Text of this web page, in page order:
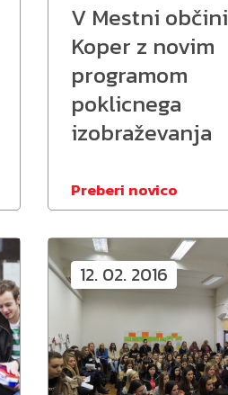
V Mestni občini
Koper z novim
programom
poklicnega
izobraževanja
Preberi novico
12. 02. 2016